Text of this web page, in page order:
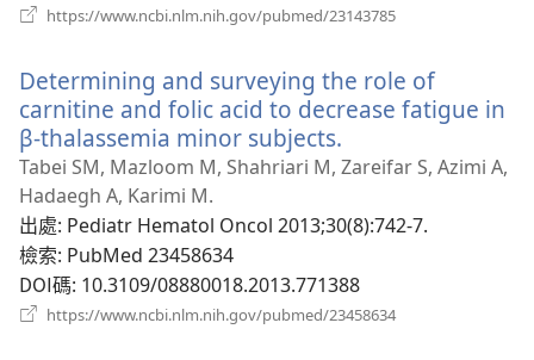
https://www.ncbi.nlm.nih.gov/pubmed/23143785
視
窗）
Determining and surveying the role of
carnitine and folic acid to decrease fatigue in
β-thalassemia minor subjects.
啟
視
Tabei SM, Mazloom M, Shahriari M, Zareifar S, Azimi A,
Hadaegh A, Karimi M.
出處‎: Pediatr Hematol Oncol 2013;30(8):742-7.
檢索‎: PubMed 23458634
DOI碼‎: 10.3109/08880018.2013.771388
https://www.ncbi.nlm.nih.gov/pubmed/23458634